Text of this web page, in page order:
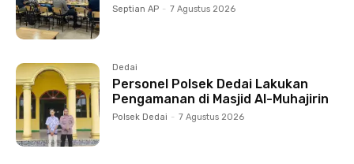
Septian AP - 7 Agustus 2026
Dedai
Personel Polsek Dedai Lakukan
Pengamanan di Masjid Al-Muhajirin
Polsek Dedai - 7 Agustus 2026